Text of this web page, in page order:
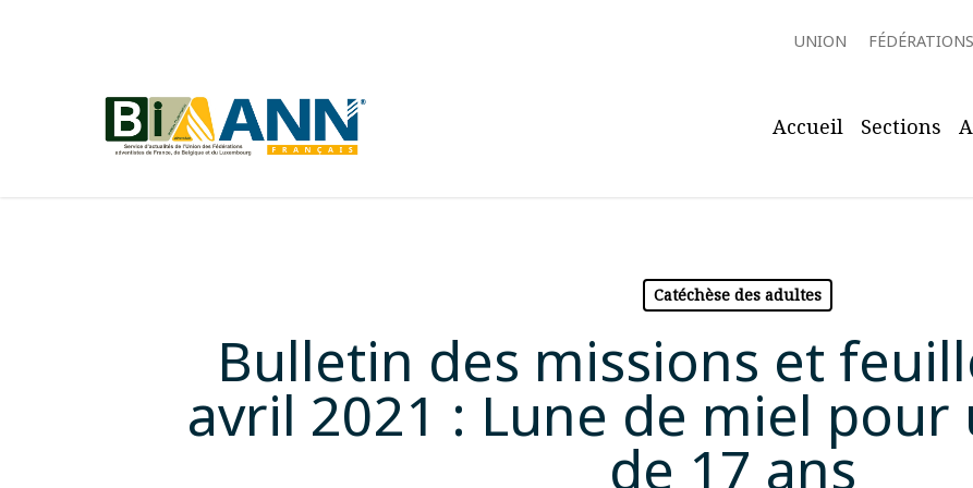
UNION FÉDÉRATIONS
Accueil Sections
Catéchèse des adultes
Bulletin des missions et
avril 2021 : Lune de miel pour
de 17 ans